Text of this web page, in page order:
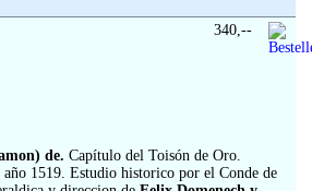
de. Capítulo del Toisón de Oro.
año 1519. Estudio historico por el Conde de
340,--